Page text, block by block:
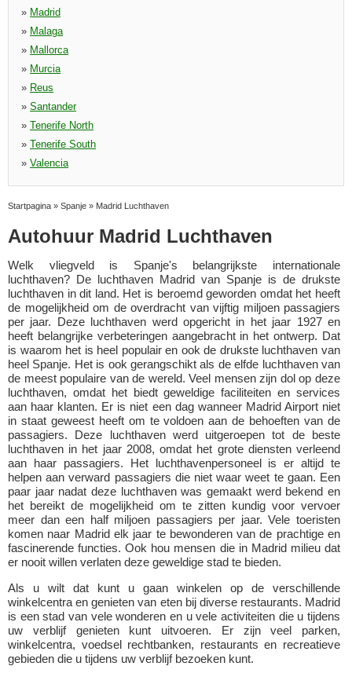
» Madrid
» Malaga
» Mallorca
» Murcia
» Reus
» Santander
» Tenerife North
» Tenerife South
» Valencia
Startpagina » Spanje » Madrid Luchthaven
Autohuur Madrid Luchthaven
Welk vliegveld is Spanje's belangrijkste internationale
luchthaven? De luchthaven Madrid van Spanje is de drukste
luchthaven in dit land. Het is beroemd geworden omdat het heeft
de mogelijkheid om de overdracht van vijftig miljoen passagiers
per jaar. Deze luchthaven werd opgericht in het jaar 1927 en
heeft belangrijke verbeteringen aangebracht in het ontwerp. Dat
is waarom het is heel populair en ook de drukste luchthaven van
heel Spanje. Het is ook gerangschikt als de elfde luchthaven van
de meest populaire van de wereld. Veel mensen zijn dol op deze
luchthaven, omdat het biedt geweldige faciliteiten en services
aan haar klanten. Er is niet een dag wanneer Madrid Airport niet
in staat geweest heeft om te voldoen aan de behoeften van de
passagiers. Deze luchthaven werd uitgeroepen tot de beste
luchthaven in het jaar 2008, omdat het grote diensten verleend
aan haar passagiers. Het luchthavenpersoneel is er altijd te
helpen aan verward passagiers die niet waar weet te gaan. Een
paar jaar nadat deze luchthaven was gemaakt werd bekend en
het bereikt de mogelijkheid om te zitten kundig voor vervoer
meer dan een half miljoen passagiers per jaar. Vele toeristen
komen naar Madrid elk jaar te bewonderen van de prachtige en
fascinerende functies. Ook hou mensen die in Madrid milieu dat
er nooit willen verlaten deze geweldige stad te bieden.
Als u wilt dat kunt u gaan winkelen op de verschillende
winkelcentra en genieten van eten bij diverse restaurants. Madrid
is een stad van vele wonderen en u vele activiteiten die u tijdens
uw verblijf genieten kunt uitvoeren. Er zijn veel parken,
winkelcentra, voedsel rechtbanken, restaurants en recreatieve
gebieden die u tijdens uw verblijf bezoeken kunt.